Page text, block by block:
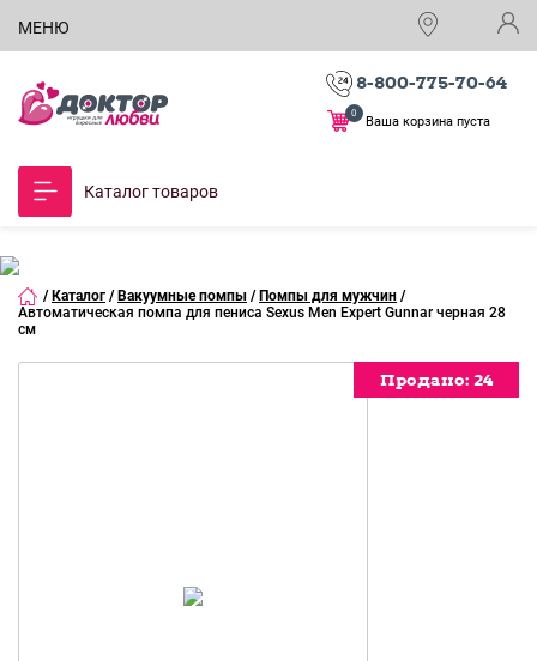
МЕНЮ
8-800-775-70-64
Ваша корзина пуста
0
Каталог товаров
/ Каталог / Вакуумные помпы / Помпы для мужчин /
Автоматическая помпа для пениса Sexus Men Expert Gunnar черная 28
см
Продано: 24
Продано: 24
Продано: 24
Продано: 24
Продано: 24
Продано: 24
Продано: 24
Продано: 24